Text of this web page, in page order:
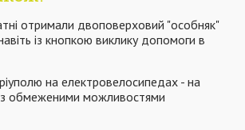
отримали двоповерховий "особняк"
із кнопкою виклику допомоги в
на електровелосипедах - на
обмеженими можливостями